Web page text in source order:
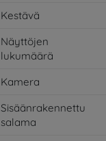
Kestävä
Näyttöjen
lukumäärä
Kamera
Sisäänrakennettu
salama